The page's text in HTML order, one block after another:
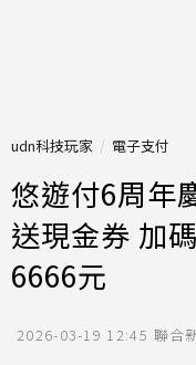
udn科技玩家 電子支付
悠遊付6周年
送現金券 加
6666元
2026-03-19 12:45 聯合